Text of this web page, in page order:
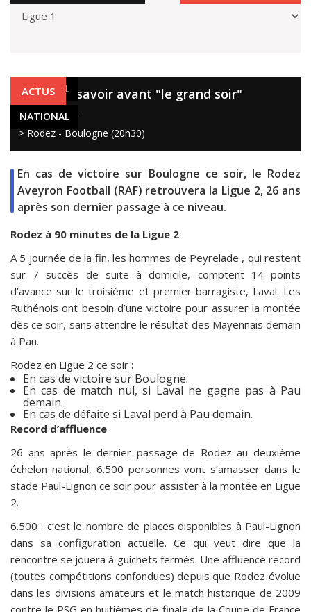
NATIONAL
ACTUS
NATIONAL
Rodez : à savoir avant "le grand soir"
11 avr. 2019
> Rodez - Boulogne (20h30)
En cas de victoire sur Boulogne ce soir, le Rodez
Aveyron Football (RAF) retrouvera la Ligue 2, 26 ans
après son dernier passage à ce niveau.
Rodez à 90 minutes de la Ligue 2
A 5 journée de la fin, les hommes de Peyrelade , qui restent
sur 7 succès de suite à domicile, comptent 14 points
d’avance sur le troisième et premier barragiste, Laval. Les
Ruthénois ont besoin d’une victoire pour assurer la montée
dès ce soir, sans attendre le résultat des Mayennais demain
à Pau.
Rodez en Ligue 2 ce soir :
En cas de victoire sur Boulogne.
En cas de match nul, si Laval ne gagne pas à Pau
demain.
En cas de défaite si Laval perd à Pau demain.
Record d’affluence
26 ans après le dernier passage de Rodez au deuxième
échelon national, 6.500 personnes vont s’amasser dans le
stade Paul-Lignon ce soir pour assister à la montée en Ligue
2.
6.500 : c’est le nombre de places disponibles à Paul-Lignon
dans sa configuration actuelle. Ce qui veut dire que la
rencontre se jouera à guichets fermés. Une affluence record
(toutes compétitions confondues) depuis que Rodez évolue
dans les divisions amateurs et le match historique de 2009
contre le PSG en huitièmes de finale de la Coupe de France